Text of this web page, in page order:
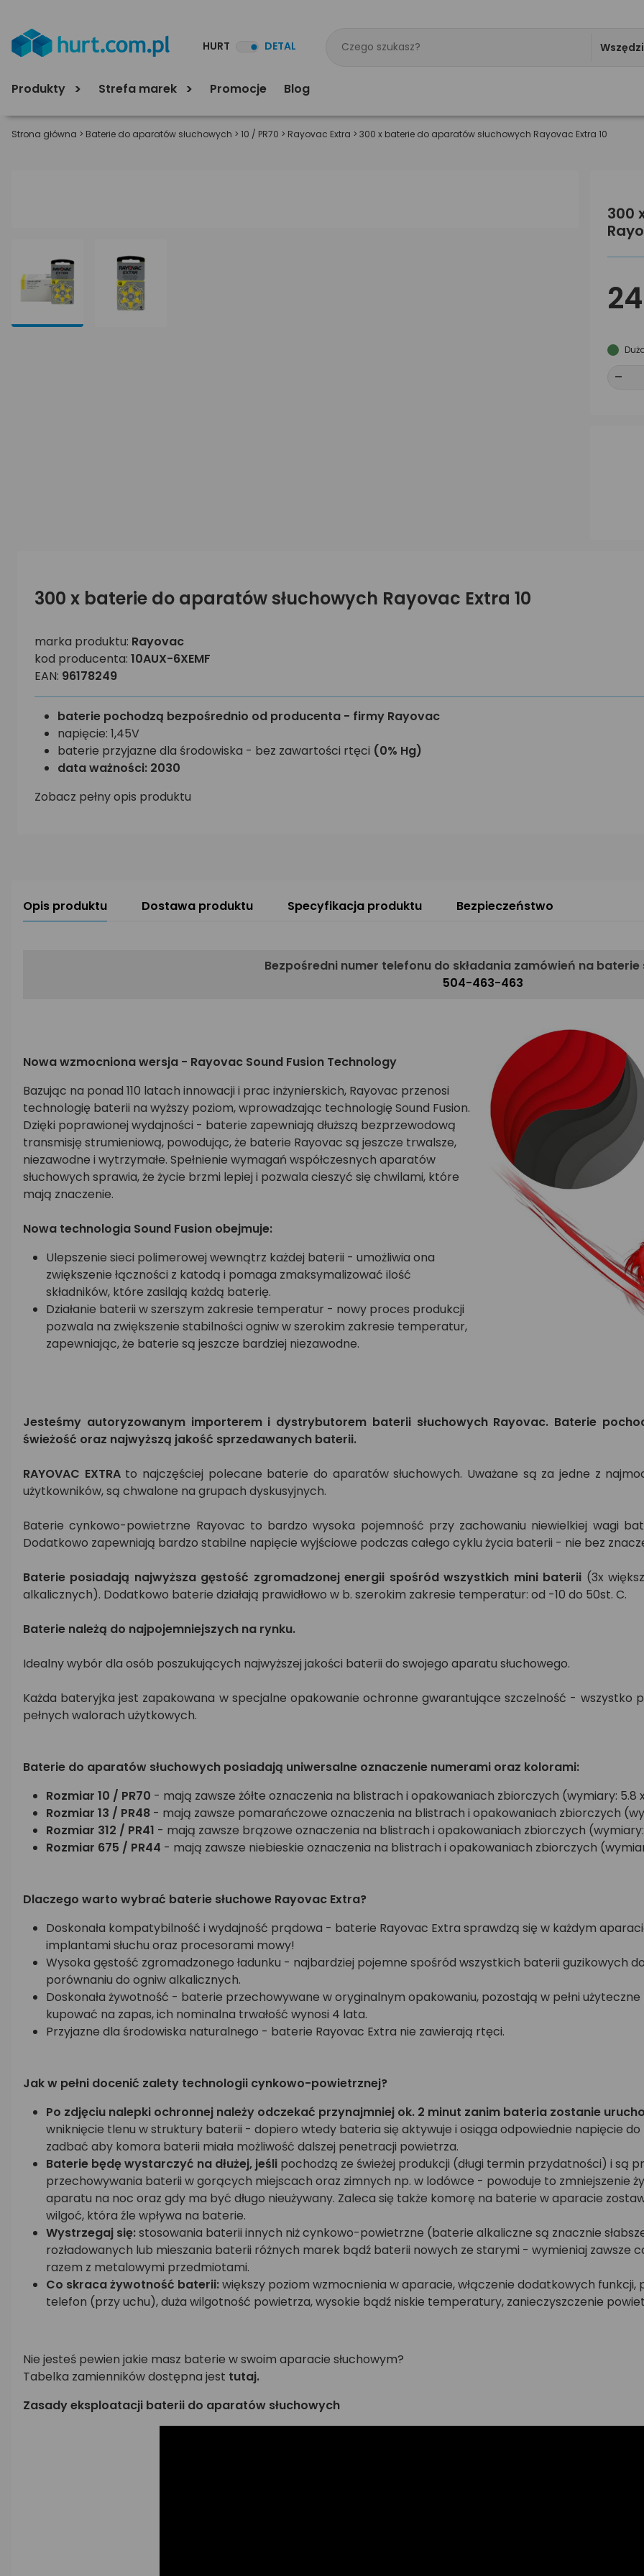
HURT DETAL
Produkty Strefa marek Promocje Blog
Strona główna > Baterie do aparatów słuchowych > 10 / PR70 > Rayovac Extra > 300 x baterie do aparatów słuchowych Rayovac Extra 10
300 x baterie do aparatów słuchowych Rayovac Extra 10
marka produktu: Rayovac
kod producenta: 10AUX-6XEMF
EAN: 96178249
baterie pochodzą bezpośrednio od producenta - firmy Rayovac
napięcie: 1,45V
baterie przyjazne dla środowiska - bez zawartości rtęci (0% Hg)
data ważności: 2030
Zobacz pełny opis produktu
300
-
Opis produktu Dostawa produktu Specyfikacja produktu Bezpieczeństwo
Bezpośredni numer telefonu do składania zamówień na baterie
504-463-463
Nowa wzmocniona wersja - Rayovac Sound Fusion Technology
Bazując na ponad 110 latach innowacji i prac inżynierskich, Rayovac przenosi
technologię baterii na wyższy poziom, wprowadzając technologię Sound Fusion.
Dzięki poprawionej wydajności - baterie zapewniają dłuższą bezprzewodową
transmisję strumieniową, powodując, że baterie Rayovac są jeszcze trwalsze,
niezawodne i wytrzymałe. Spełnienie wymagań współczesnych aparatów
słuchowych sprawia, że życie brzmi lepiej i pozwala cieszyć się chwilami, które
mają znaczenie.
Nowa technologia Sound Fusion obejmuje:
Ulepszenie sieci polimerowej wewnątrz każdej baterii - umożliwia ona
zwiększenie łączności z katodą i pomaga zmaksymalizować ilość
składników, które zasilają każdą baterię.
Działanie baterii w szerszym zakresie temperatur - nowy proces produkcji
pozwala na zwiększenie stabilności ogniw w szerokim zakresie temperatur,
zapewniając, że baterie są jeszcze bardziej niezawodne.
Jesteśmy autoryzowanym importerem i dystrybutorem baterii słuchowych Rayovac. Baterie
świeżość oraz najwyższą jakość sprzedawanych baterii.
RAYOVAC EXTRAto najczęściej polecane baterie do aparatów słuchowych. Uważane są za jedne z
użytkowników, są chwalone na grupach dyskusyjnych.
Baterie cynkowo-powietrzne Rayovac to bardzo wysoka pojemność przy zachowaniu niewielkiej wagi
Dodatkowo zapewniają bardzo stabilne napięcie wyjściowe podczas całego cyklu życia baterii - nie bez
Baterie posiadają najwyższa gęstość zgromadzonej energii spośród wszystkich mini baterii (3x
alkalicznych). Dodatkowo baterie działają prawidłowo w b. szerokim zakresie temperatur: od -10 do 50st. C.
Baterie należą do najpojemniejszych na rynku.
Idealny wybór dla osób poszukujących najwyższej jakości baterii do swojego aparatu słuchowego.
Każda bateryjka jest zapakowana w specjalne opakowanie ochronne gwarantujące szczelność - wszystko
pełnych walorach użytkowych.
Baterie do aparatów słuchowych posiadają uniwersalne oznaczenie numerami oraz kolorami:
Rozmiar 10 / PR70 - mają zawsze żółte oznaczenia na blistrach i opakowaniach zbiorczych (wymiary: 5.8 x
Rozmiar 13 / PR48 - mają zawsze pomarańczowe oznaczenia na blistrach i opakowaniach zbiorczych
Rozmiar 312 / PR41 - mają zawsze brązowe oznaczenia na blistrach i opakowaniach zbiorczych (wymiary:
Rozmiar 675 / PR44 - mają zawsze niebieskie oznaczenia na blistrach i opakowaniach zbiorczych
Dlaczego warto wybrać baterie słuchowe Rayovac Extra?
Doskonała kompatybilność i wydajność prądowa - baterie Rayovac Extra sprawdzą się w każdym
implantami słuchu oraz procesorami mowy!
Wysoka gęstość zgromadzonego ładunku - najbardziej pojemne spośród wszystkich baterii guzikowych
porównaniu do ogniw alkalicznych.
Doskonała żywotność - baterie przechowywane w oryginalnym opakowaniu, pozostają w pełni użyteczne
kupować na zapas, ich nominalna trwałość wynosi 4 lata.
Przyjazne dla środowiska naturalnego - baterie Rayovac Extra nie zawierają rtęci.
Jak w pełni docenić zalety technologii cynkowo-powietrznej?
Po zdjęciu nalepki ochronnej należy odczekać przynajmniej ok. 2 minut zanim bateria zostanie
wniknięcie tlenu w struktury baterii - dopiero wtedy bateria się aktywuje i osiąga odpowiednie napięcie do
zadbać aby komora baterii miała możliwość dalszej penetracji powietrza.
Baterie będę wystarczyć na dłużej, jeśli pochodzą ze świeżej produkcji (długi termin przydatności) i są
przechowywania baterii w gorących miejscach oraz zimnych np. w lodówce - powoduje to zmniejszenie
aparatu na noc oraz gdy ma być długo nieużywany. Zaleca się także komorę na baterie w aparacie
wilgoć, która źle wpływa na baterie.
Wystrzegaj się:stosowania baterii innych niż cynkowo-powietrzne (baterie alkaliczne są znacznie
rozładowanych lub mieszania baterii różnych marek bądź baterii nowych ze starymi - wymieniaj zawsze
razem z metalowymi przedmiotami.
Co skraca żywotność baterii:większy poziom wzmocnienia w aparacie, włączenie dodatkowych funkcji,
telefon (przy uchu), duża wilgotność powietrza, wysokie bądź niskie temperatury, zanieczyszczenie
Nie jesteś pewien jakie masz baterie w swoim aparacie słuchowym?
Tabelka zamienników dostępna jest tutaj.
Zasady eksploatacji baterii do aparatów słuchowych